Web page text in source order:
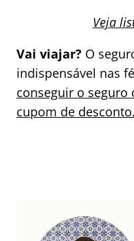
Veja
Vai viajar? O
indispensável nas
conseguir o
cupom de desconto.